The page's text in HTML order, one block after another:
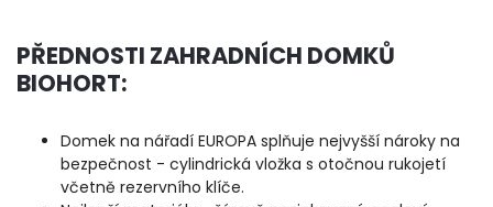
PŘEDNOSTI ZAHRADNÍCH DOMKŮ
BIOHORT:
Domek na nářadí EUROPA splňuje nejvyšší nároky na
bezpečnost - cylindrická vložka s otočnou rukojetí
včetně rezervního klíče.